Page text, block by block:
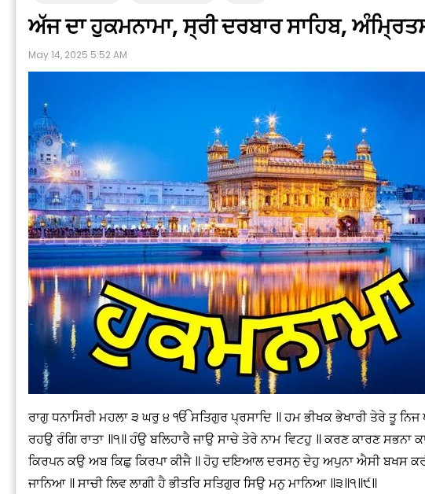
ਅੱਜ ਦਾ ਹੁਕਮਨਾਮਾ, ਸ੍ਰੀ ਦਰਬਾਰ ਸਾਹਿਬ,
May 14, 2025 5:52 AM
ਰਾਗੁ ਧਨਾਸਿਰੀ ਮਹਲਾ ੩ ਘਰੁ ੪ ੴ ਸਤਿਗੁਰ ਪ੍ਰਸਾਦਿ ॥ ਹਮ ਭੀਖਕ ਭੇਖਾਰੀ ਤੇਰੇ ਤੂ
ਰਹਉ ਰੰਗਿ ਰਾਤਾ ॥੧॥ ਹੰਉ ਬਲਿਹਾਰੈ ਜਾਉ ਸਾਚੇ ਤੇਰੇ ਨਾਮ ਵਿਟਹੁ ॥ ਕਰਣ ਕਾਰਣ
ਕਿਰਪਨ ਕਉ ਅਬ ਕਿਛੁ ਕਿਰਪਾ ਕੀਜੈ ॥ ਹੋਹੁ ਦਇਆਲ ਦਰਸਨੁ ਦੇਹੁ ਅਪੁਨਾ ਐਸੀ ਬਖਸ
ਜਾਨਿਆ ॥ ਸਾਚੀ ਲਿਵ ਲਾਗੀ ਹੈ ਭੀਤਰਿ ਸਤਿਗੁਰ ਸਿਉ ਮਨੁ ਮਾਨਿਆ ॥੩॥੧॥੯॥
Prabh